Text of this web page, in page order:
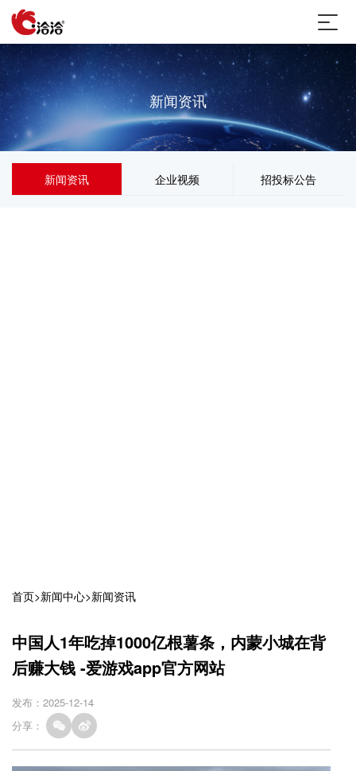
新闻资讯
新闻资讯 企业视频 招投标公告
首页>新闻中心>新闻资讯
中国人1年吃掉1000亿根薯条，内蒙小城在背
后赚大钱 -爱游戏app官方网站
发布：2025-12-14
分享：